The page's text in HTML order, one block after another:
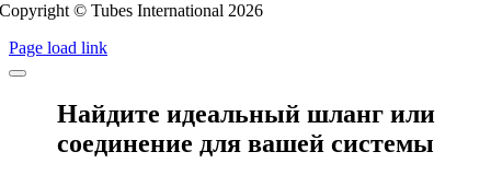
Copyright © Tubes International 2026
Page load link
Найдите идеальный шланг или
соединение для вашей системы